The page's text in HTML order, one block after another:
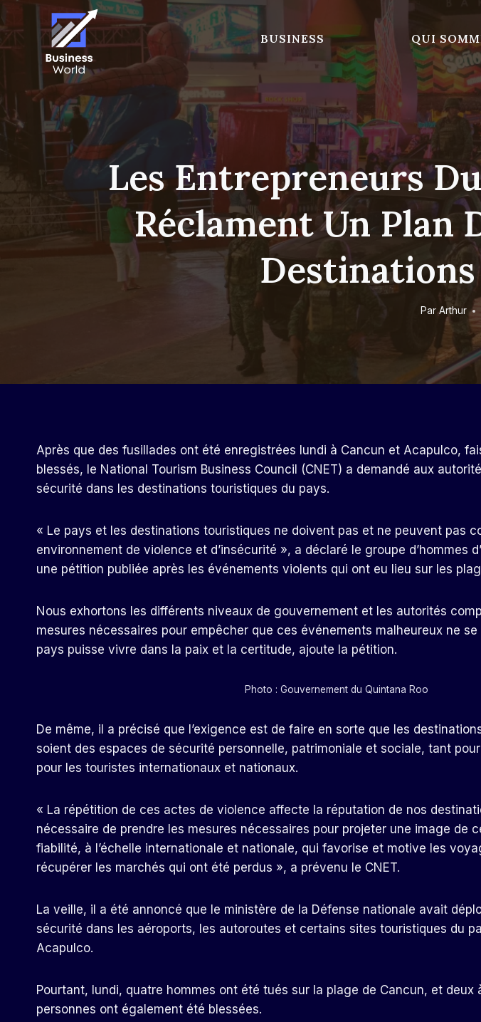
to
content
BUSINESS QUI
Les Entrepreneurs
Réclament Un Plan
Par Arthur
Après que des fusillades ont été enregistrées lundi à Cancun et Acapulco,
blessés, le National Tourism Business Council (CNET) a demandé aux
sécurité dans les destinations touristiques du pays.
« Le pays et les destinations touristiques ne doivent pas et ne peuvent pas
environnement de violence et d’insécurité », a déclaré le groupe d’hommes
une pétition publiée après les événements violents qui ont eu lieu sur les
Nous exhortons les différents niveaux de gouvernement et les autorités
mesures nécessaires pour empêcher que ces événements malheureux ne
pays puisse vivre dans la paix et la certitude, ajoute la pétition.
Photo : Gouvernement du Quintana Roo
De même, il a précisé que l’exigence est de faire en sorte que les
soient des espaces de sécurité personnelle, patrimoniale et sociale, tant
pour les touristes internationaux et nationaux.
« La répétition de ces actes de violence affecte la réputation de nos
nécessaire de prendre les mesures nécessaires pour projeter une image de
fiabilité, à l’échelle internationale et nationale, qui favorise et motive les
récupérer les marchés qui ont été perdus », a prévenu le CNET.
La veille, il a été annoncé que le ministère de la Défense nationale avait
sécurité dans les aéroports, les autoroutes et certains sites touristiques du
Acapulco.
Pourtant, lundi, quatre hommes ont été tués sur la plage de Cancun, et deux
personnes ont également été blessées.